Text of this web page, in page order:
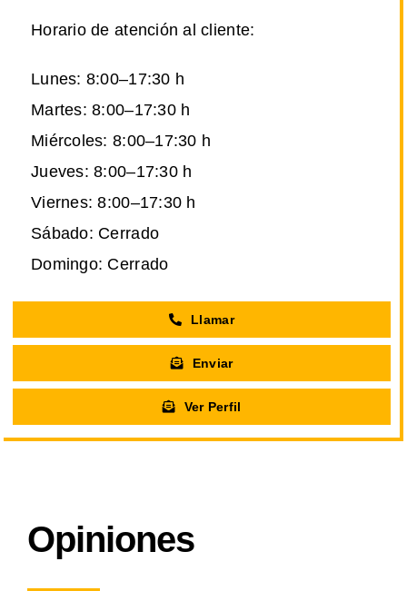
Horario de atención al cliente:
Lunes: 8:00–17:30 h
Martes: 8:00–17:30 h
Miércoles: 8:00–17:30 h
Jueves: 8:00–17:30 h
Viernes: 8:00–17:30 h
Sábado: Cerrado
Domingo: Cerrado
Llamar
Enviar
Ver Perfil
Opiniones